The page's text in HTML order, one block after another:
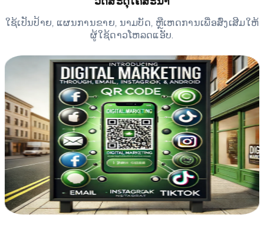
ໃຊ້ເປັນປ້າຍ, ແຜນການຂາຍ, ນາມບັດ, ຫຼືເຫດການເພື່ອສົ່ງເສີມໃຫ້
ຜູ້ໃຊ້ດາວໂຫລດແອັບ.